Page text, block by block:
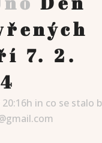
7. 2.
in co se stalo